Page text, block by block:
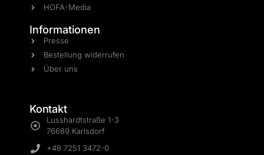
HOFA-Media
Informationen
Presse
Bestellung widerrufen
Über uns
Kontakt
Lusshardtstraße 1-3
76689 Karlsdorf
+49 7251 3472-0